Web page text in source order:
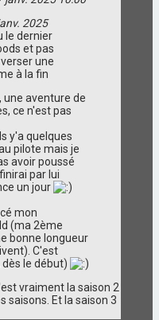
2025
le dernier
et pas
une
à la fin
une aventure de
ce n'est pas
y'a quelques
pilote mais je
avoir poussé
par lui
un jour
mon
(ma 2ème
bonne longueur
C'est
le début)
vraiment la saison 2
saisons. Et la saison 3